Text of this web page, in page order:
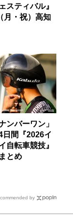
スティバル』
月・祝）高知
ンバーワン」
日間『2026イ
自転車競技』
とめ
by